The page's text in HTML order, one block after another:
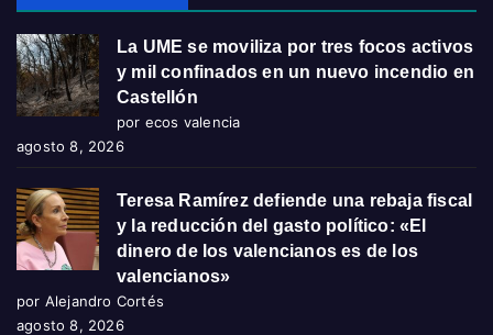
La UME se moviliza por tres focos activos
y mil confinados en un nuevo incendio en
Castellón
por ecos valencia
agosto 8, 2026
Teresa Ramírez defiende una rebaja fiscal
y la reducción del gasto político: «El
dinero de los valencianos es de los
valencianos»
por Alejandro Cortés
agosto 8, 2026